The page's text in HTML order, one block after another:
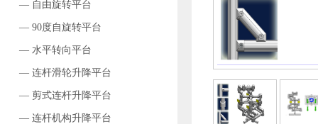
— 自由旋转平台
— 90度自旋转平台
— 水平转向平台
— 连杆滑轮升降平台
— 剪式连杆升降平台
— 连杆机构升降平台